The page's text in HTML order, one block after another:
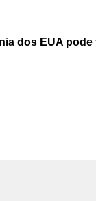
dos EUA pode